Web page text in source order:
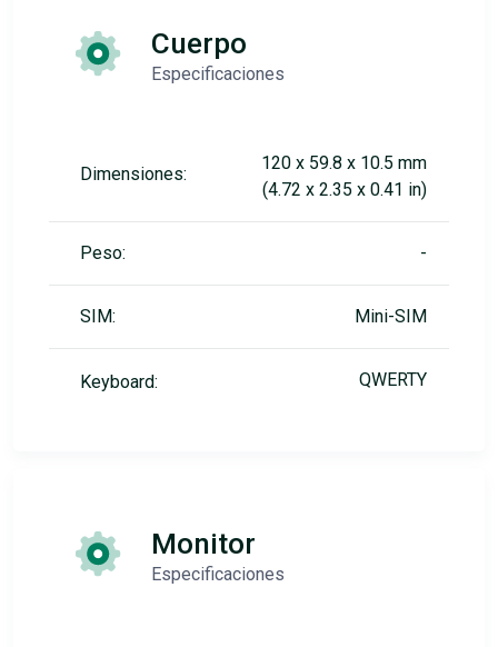
Cuerpo
Especificaciones
Dimensiones:
120 x 59.8 x 10.5 mm
(4.72 x 2.35 x 0.41 in)
Peso: -
SIM: Mini-SIM
Keyboard: QWERTY
Monitor
Especificaciones